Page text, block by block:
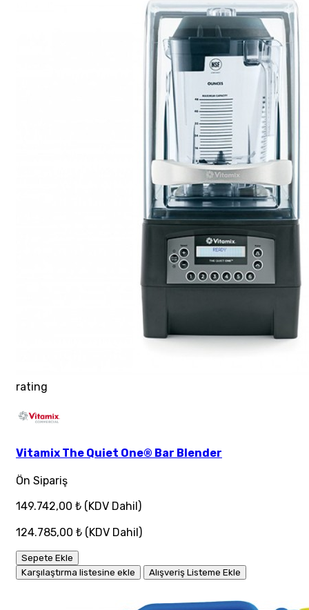
rating
Vitamix The Quiet One® Bar Blender
Ön Sipariş
149.742,00 ₺ (KDV Dahil)
124.785,00 ₺ (KDV Dahil)
Sepete Ekle
Karşılaştırma listesine ekle
Alışveriş Listeme Ekle